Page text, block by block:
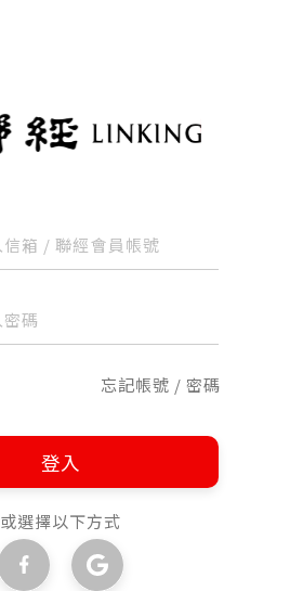
忘記帳號 / 密碼
登入
或選擇以下方式